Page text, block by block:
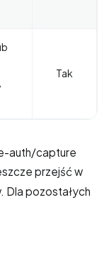
Tak
auth/capture
przejść w
Dla pozostałych